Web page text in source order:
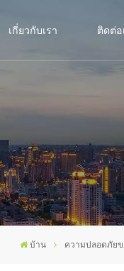
เกี่ยวกับเรา ติดต่อ
บ้าน ความปลอดภัยข